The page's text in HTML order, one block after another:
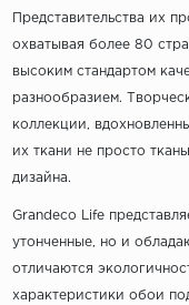
Представительства их
охватывая более 80
высоким стандартом
разнообразием.
коллекции,
их ткани не просто
дизайна.
Grandeco Life
утонченные, но и
отличаются
характеристики обои